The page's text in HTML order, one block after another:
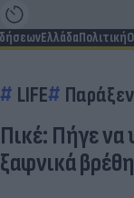
ΕλλάδαΠολιτική
LIFE
Πικέ: Πήγε να
ξαφνικά